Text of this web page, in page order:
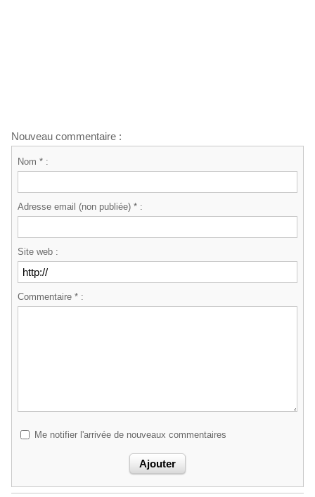
Nouveau commentaire :
Nom * :
Adresse email (non publiée) * :
Site web :
Commentaire * :
Me notifier l'arrivée de nouveaux commentaires